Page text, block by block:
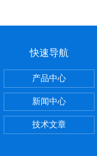
快速导航
产品中心
新闻中心
技术文章